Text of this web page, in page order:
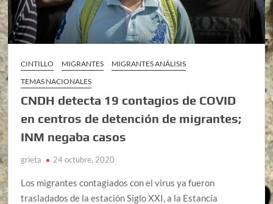
CINTILLO MIGRANTES
MIGRANTES ANÁLISIS
TEMAS NACIONALES
CNDH detecta 19 contagios de COVID
en centros de detención de migrantes;
INM negaba casos
grieta 24 octubre, 2020
Los migrantes contagiados con el virus ya fueron
trasladados de la estación Siglo XXI, a la Estancia